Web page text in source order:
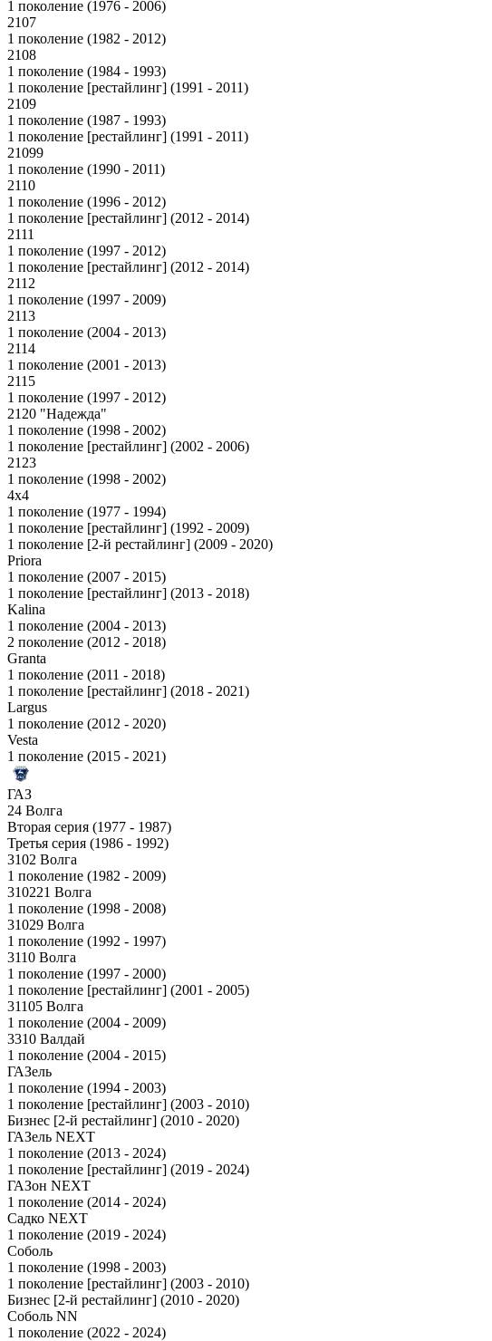
1 поколение (1976 - 2006)
2107
1 поколение (1982 - 2012)
2108
1 поколение (1984 - 1993)
1 поколение [рестайлинг] (1991 - 2011)
2109
1 поколение (1987 - 1993)
1 поколение [рестайлинг] (1991 - 2011)
21099
1 поколение (1990 - 2011)
2110
1 поколение (1996 - 2012)
1 поколение [рестайлинг] (2012 - 2014)
2111
1 поколение (1997 - 2012)
1 поколение [рестайлинг] (2012 - 2014)
2112
1 поколение (1997 - 2009)
2113
1 поколение (2004 - 2013)
2114
1 поколение (2001 - 2013)
2115
1 поколение (1997 - 2012)
2120 "Надежда"
1 поколение (1998 - 2002)
1 поколение [рестайлинг] (2002 - 2006)
2123
1 поколение (1998 - 2002)
4x4
1 поколение (1977 - 1994)
1 поколение [рестайлинг] (1992 - 2009)
1 поколение [2-й рестайлинг] (2009 - 2020)
Priora
1 поколение (2007 - 2015)
1 поколение [рестайлинг] (2013 - 2018)
Kalina
1 поколение (2004 - 2013)
2 поколение (2012 - 2018)
Granta
1 поколение (2011 - 2018)
1 поколение [рестайлинг] (2018 - 2021)
Largus
1 поколение (2012 - 2020)
Vesta
1 поколение (2015 - 2021)
ГАЗ
24 Волга
Вторая серия (1977 - 1987)
Третья серия (1986 - 1992)
3102 Волга
1 поколение (1982 - 2009)
310221 Волга
1 поколение (1998 - 2008)
31029 Волга
1 поколение (1992 - 1997)
3110 Волга
1 поколение (1997 - 2000)
1 поколение [рестайлинг] (2001 - 2005)
31105 Волга
1 поколение (2004 - 2009)
3310 Валдай
1 поколение (2004 - 2015)
ГАЗель
1 поколение (1994 - 2003)
1 поколение [рестайлинг] (2003 - 2010)
Бизнес [2-й рестайлинг] (2010 - 2020)
ГАЗель NEXT
1 поколение (2013 - 2024)
1 поколение [рестайлинг] (2019 - 2024)
ГАЗон NEXT
1 поколение (2014 - 2024)
Садко NEXT
1 поколение (2019 - 2024)
Соболь
1 поколение (1998 - 2003)
1 поколение [рестайлинг] (2003 - 2010)
Бизнес [2-й рестайлинг] (2010 - 2020)
Соболь NN
1 поколение (2022 - 2024)